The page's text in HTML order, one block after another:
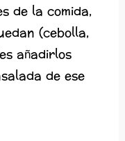
de la comida,
(cebolla,
añadirlos
de ese